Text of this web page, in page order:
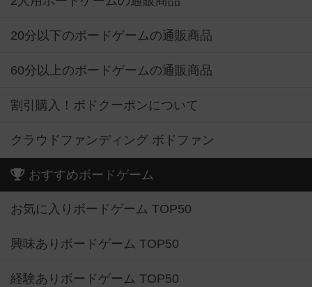
20分以下のボードゲームの通販商品
60分以上のボードゲームの通販商品
割引購入！ボドクーポンについて
クラウドファンディング ボドファン
おすすめボードゲーム
お気に入りボードゲーム TOP50
興味ありボードゲーム TOP50
経験ありボードゲーム TOP50